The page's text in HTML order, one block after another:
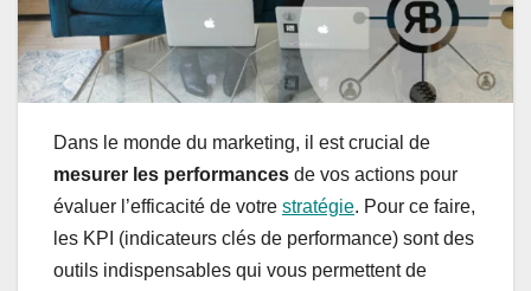
Dans le monde du marketing, il est crucial de
mesurer les performances de vos actions pour
évaluer l’efficacité de votre stratégie. Pour ce faire,
les KPI (indicateurs clés de performance) sont des
outils indispensables qui vous permettent de